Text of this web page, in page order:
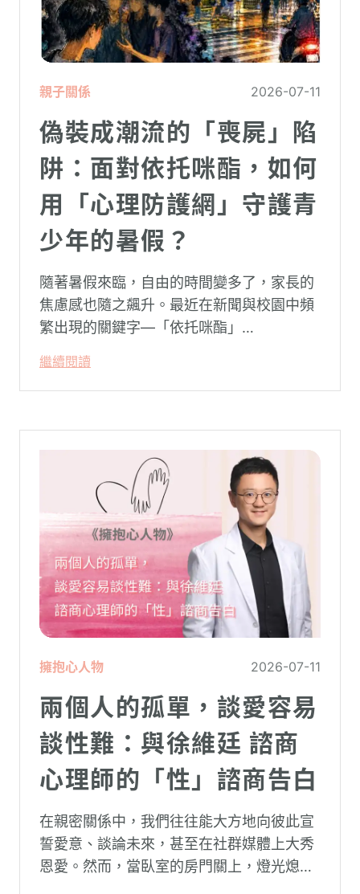
親子關係 2026-07-11
偽裝成潮流的「喪屍」陷
阱：面對依托咪酯，如何
用「心理防護網」守護青
少年的暑假？
隨著暑假來臨，自由的時間變多了，家長的
焦慮感也隨之飆升。最近在新聞與校園中頻
繁出現的關鍵字—「依托咪酯」
父母心中最深沉的恐懼。
繼續閱讀
擁抱心人物 2026-07-11
兩個人的孤單，談愛容易
談性難：與徐維廷 諮商
心理師的「性」諮商告白
在親密關係中，我們往往能大方地向彼此宣
誓愛意、談論未來，甚至在社群媒體上大秀
恩愛。然而，當臥室的房門關上，燈光熄